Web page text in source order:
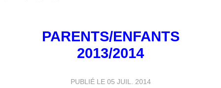
PARENTS/ENFANTS
2013/2014
PUBLIÉ LE 05 JUIL. 2014